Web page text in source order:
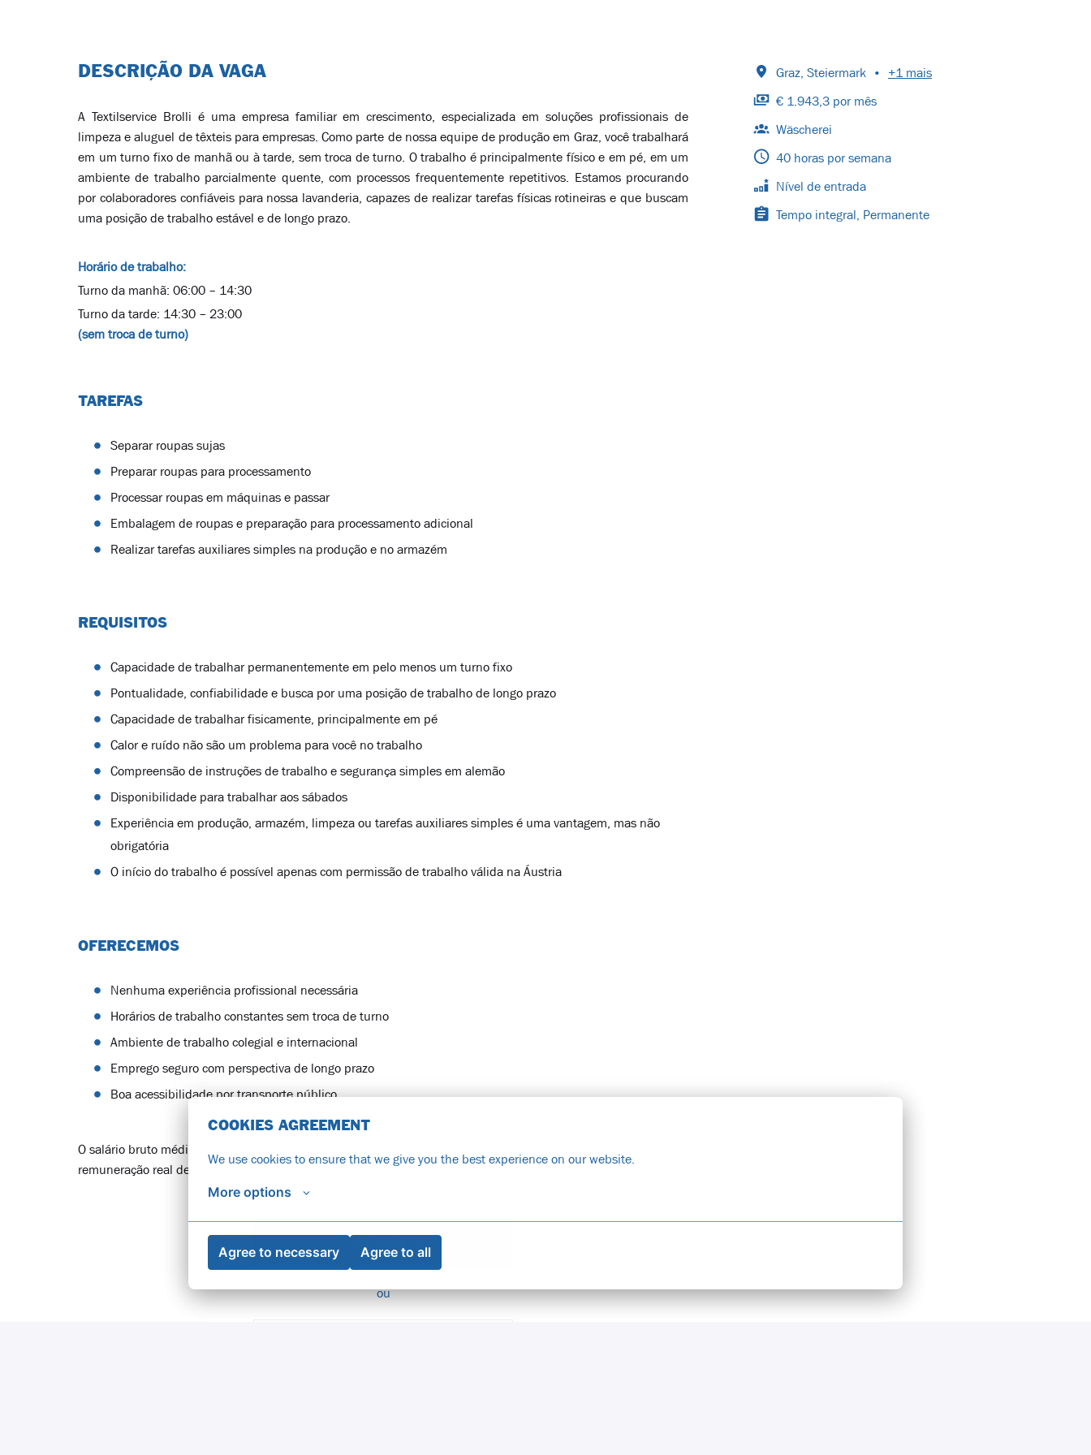
COOKIES AGREEMENT
We use cookies to ensure that we give you the best experience on our website.
More options
Agree to necessary Agree to all
DESCRIÇÃO DA VAGA
A Textilservice Brolli é uma empresa familiar em crescimento, especializada em soluções profissionais de
limpeza e aluguel de têxteis para empresas. Como parte de nossa equipe de produção em Graz, você trabalhará
em um turno fixo de manhã ou à tarde, sem troca de turno. O trabalho é principalmente físico e em pé, em um
ambiente de trabalho parcialmente quente, com processos frequentemente repetitivos. Estamos procurando
por colaboradores confiáveis para nossa lavanderia, capazes de realizar tarefas físicas rotineiras e que buscam
uma posição de trabalho estável e de longo prazo.
Horário de trabalho:
Turno da manhã: 06:00 – 14:30
Turno da tarde: 14:30 – 23:00
(sem troca de turno)
TAREFAS
Separar roupas sujas
Preparar roupas para processamento
Processar roupas em máquinas e passar
Embalagem de roupas e preparação para processamento adicional
Realizar tarefas auxiliares simples na produção e no armazém
REQUISITOS
Capacidade de trabalhar permanentemente em pelo menos um turno fixo
Pontualidade, confiabilidade e busca por uma posição de trabalho de longo prazo
Capacidade de trabalhar fisicamente, principalmente em pé
Calor e ruído não são um problema para você no trabalho
Compreensão de instruções de trabalho e segurança simples em alemão
Disponibilidade para trabalhar aos sábados
Experiência em produção, armazém, limpeza ou tarefas auxiliares simples é uma vantagem, mas não
obrigatória
O início do trabalho é possível apenas com permissão de trabalho válida na Áustria
OFERECEMOS
Nenhuma experiência profissional necessária
Horários de trabalho constantes sem troca de turno
Ambiente de trabalho colegial e internacional
Emprego seguro com perspectiva de longo prazo
Boa acessibilidade por transporte público
O salário bruto médio para esta posição é de
remuneração real depende das horas trabalhadas.
Candidatar-se
ou
Graz, Steiermark • +1 mais
€ 1.943,3 por mês
Wäscherei
40 horas por semana
Nível de entrada
Tempo integral, Permanente